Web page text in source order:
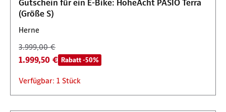
Gutschein für ein E-Bike: HoheAcht PASIO Terra
(Größe S)
Herne
3.999,00 €
1.999,50 € Rabatt -50%
Verfügbar: 1 Stück